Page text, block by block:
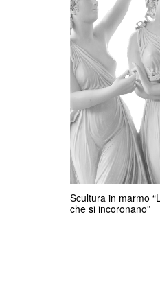
Scultura in marmo
che si incoronano”